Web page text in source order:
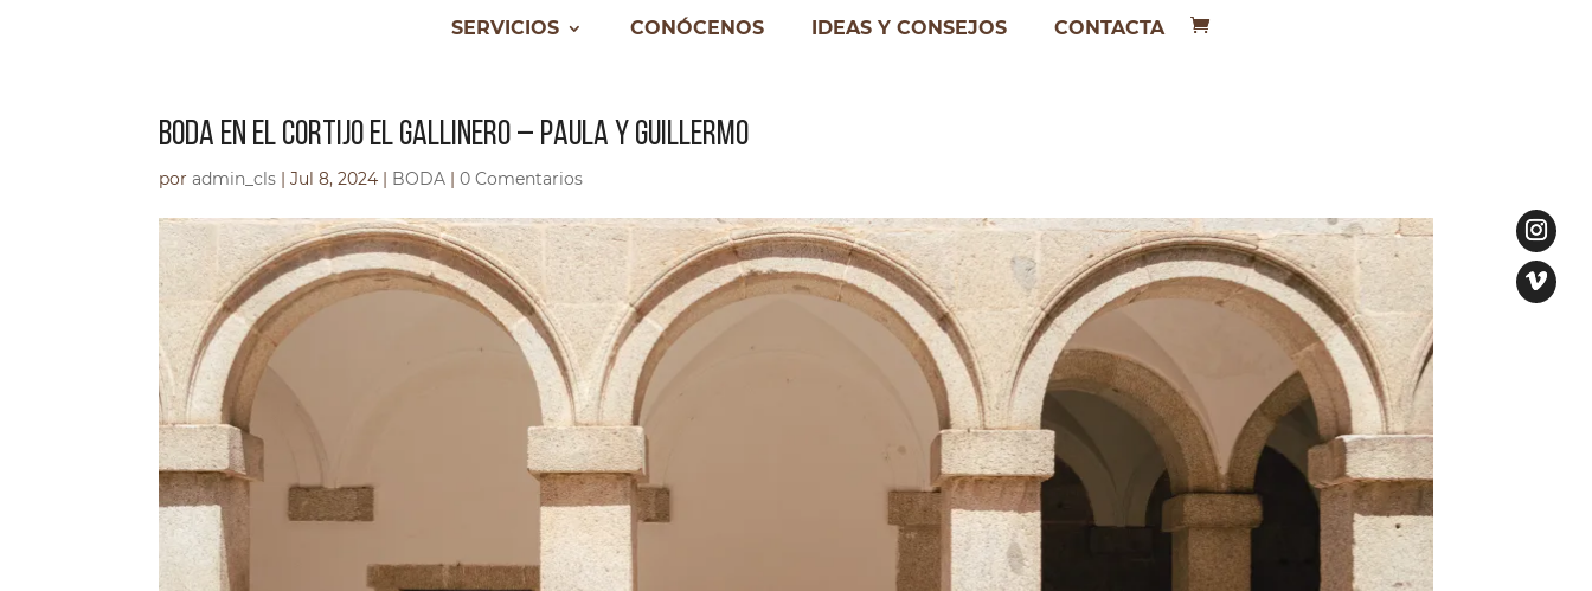
SERVICIOS CONÓCENOS IDEAS Y CONSEJOS CONTACTA
BODA EN EL CORTIJO EL GALLINERO – PAULA Y GUILLERMO
poradmin_cls |Jul 8, 2024 | BODA |0 Comentarios